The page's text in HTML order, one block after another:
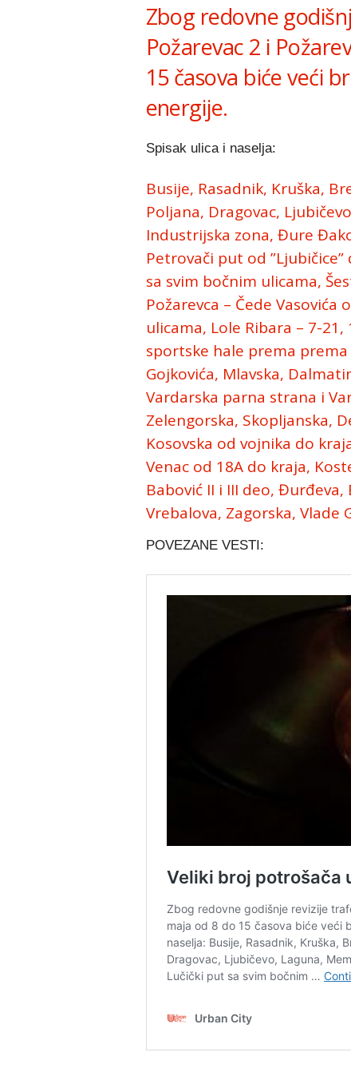
Zbog redovne
Požarevac 2 i
15 časova biće veći
energije.
Spisak ulica i naselja:
Busije, Rasadnik, Kruška,
Poljana, Dragovac,
Industrijska zona, Đure
Petrovači put od
sa svim bočnim ulicama,
Požarevca – Čede
ulicama, Lole Ribara – 7-
sportske hale prema
Gojkovića, Mlavska,
Vardarska parna strana i
Zelengorska, Skopljanska,
Kosovska od vojnika do
Venac od 18A do kraja,
Babović II i III deo,
Vrebalova, Zagorska, Vlade
POVEZANE VESTI: